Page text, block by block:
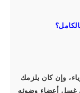
وإن كان يلزمك
غسل أعضاء وضوئه